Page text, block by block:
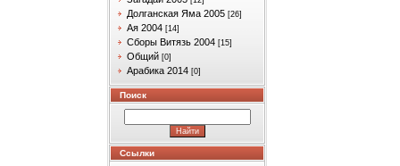
Долганская Яма 2005 [26]
Ая 2004 [14]
Сборы Витязь 2004 [15]
Общий [0]
Арабика 2014 [0]
Поиск
Ссылки